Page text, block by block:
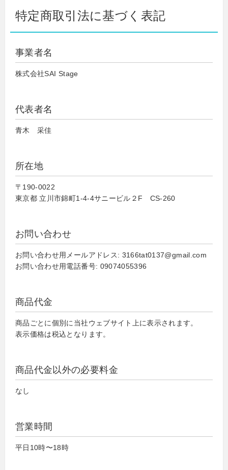
特定商取引法に基づく表記
事業者名
株式会社SAI Stage
代表者名
青木 采佳
所在地
〒190-0022
東京都 立川市錦町1-4-4サニービル２F CS-260
お問い合わせ
お問い合わせ用メールアドレス: 3166tat0137@gmail.com
お問い合わせ用電話番号: 09074055396
商品代金
商品ごとに個別に当社ウェブサイト上に表示されます。
表示価格は税込となります。
商品代金以外の必要料金
なし
営業時間
平日10時〜18時